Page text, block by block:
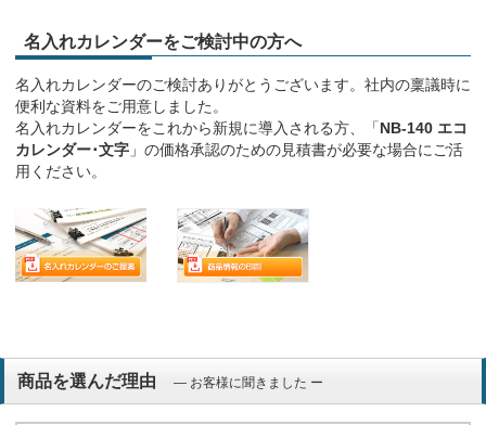
名入れカレンダーをご検討中の方へ
名入れカレンダーのご検討ありがとうございます。社内の稟議時に
便利な資料をご用意しました。
名入れカレンダーをこれから新規に導入される方、「NB-140 エコ
カレンダー･文字 」の価格承認のための見積書が必要な場合にご活
用ください。
商品を選んだ理由 ― お客様に聞きました ー